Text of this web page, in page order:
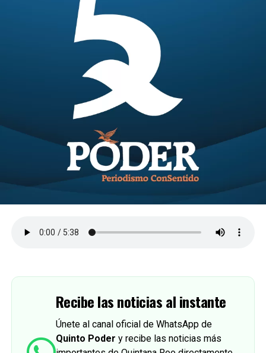
Recibe las noticias al instante
Únete al canal oficial de WhatsApp de
Quinto Poder y recibe las noticias más